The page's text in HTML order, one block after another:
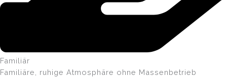
Familiär
Familiäre, ruhige Atmosphäre ohne Massenbetrieb